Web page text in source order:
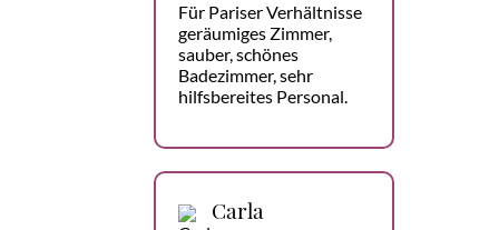
Für Pariser Verhältnisse
geräumiges Zimmer,
sauber, schönes
Badezimmer, sehr
hilfsbereites Personal.
Carla